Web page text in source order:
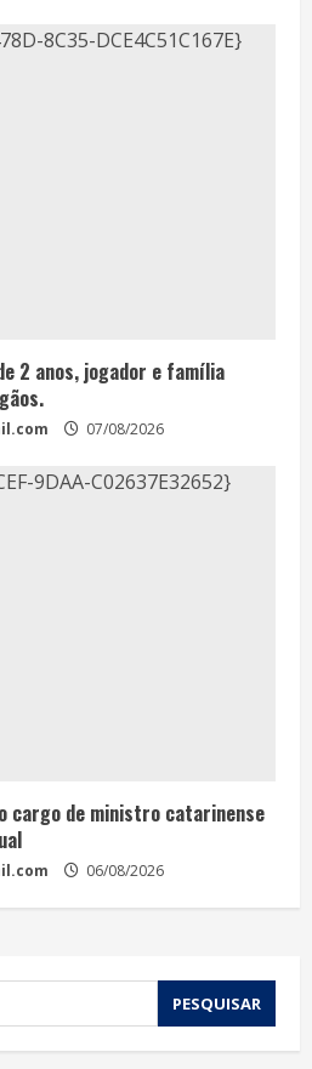
2 anos, jogador e família
07/08/2026
cargo de ministro catarinense
06/08/2026